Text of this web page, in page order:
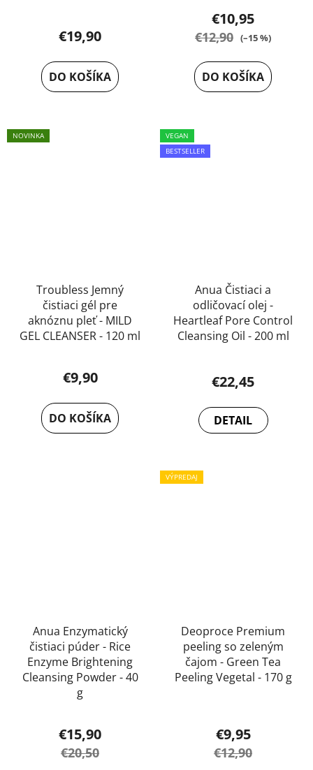
€19,90
DO KOŠÍKA
hodnotenie
produktu
je
5,0
€10,95
€12,90 (–15 %)
DO KOŠÍKA
NOVINKA
Troubless Jemný
čistiaci gél pre
aknóznu pleť - MILD
GEL CLEANSER - 120 ml
€9,90
DO KOŠÍKA
VEGAN
BESTSELLER
Anua Čistiaci a
odličovací olej -
Heartleaf Pore Control
Cleansing Oil - 200 ml
€22,45
DETAIL
Anua Enzymatický
čistiaci púder - Rice
Enzyme Brightening
Cleansing Powder - 40
g
hodnotenie
produktu
€15,90
€20,50
VÝPREDAJ
Deoproce Premium
peeling so zeleným
čajom - Green Tea
Peeling Vegetal - 170 g
€9,95
€12,90